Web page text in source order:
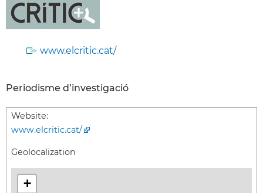
www.elcritic.cat/
Periodisme d’investigació
Website:
www.elcritic.cat/
Geolocalization
+